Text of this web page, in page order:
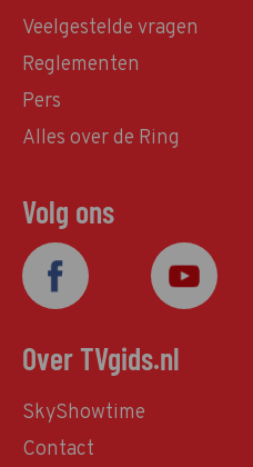
Veelgestelde vragen
Reglementen
Pers
Alles over de Ring
Volg ons
Over TVgids.nl
SkyShowtime
Contact